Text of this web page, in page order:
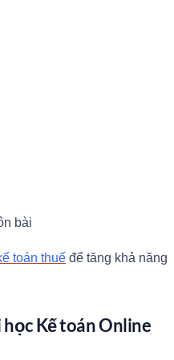
bài
toán thuế để tăng khả năng
Kế toán Online